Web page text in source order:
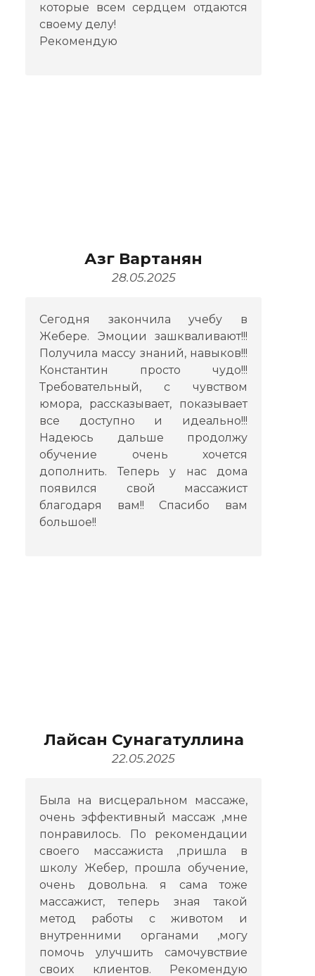
которые всем сердцем отдаются
своему делу!
Рекомендую
Азг Вартанян
28.05.2025
Сегодня закончила учебу в
Жебере. Эмоции зашкваливают!!!
Получила массу знаний, навыков!!!
Константин просто чудо!!!
Требовательный, с чувством
юмора, рассказывает, показывает
все доступно и идеально!!!
Надеюсь дальше продолжу
обучение очень хочется
дополнить. Теперь у нас дома
появился свой массажист
благодаря вам!! Спасибо вам
большое!!
Лайсан Сунагатуллина
22.05.2025
Была на висцеральном массаже,
очень эффективный массаж ,мне
понравилось. По рекомендации
своего массажиста ,пришла в
школу Жебер, прошла обучение,
очень довольна. я сама тоже
массажист, теперь зная такой
метод работы с животом и
внутренними органами ,могу
помочь улучшить самочувствие
своих клиентов. Рекомендую